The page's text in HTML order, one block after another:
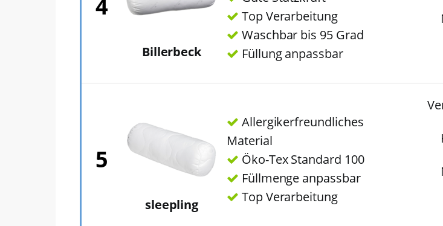
4
Billerbeck
Top Verarbeitung
Waschbar bis 95 Grad
Füllung anpassbar
5
sleepling
Allergikerfreundliches
Material
Öko-Tex Standard 100
Füllmenge anpassbar
Top Verarbeitung